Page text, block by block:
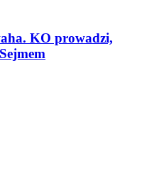
KO prowadzi,